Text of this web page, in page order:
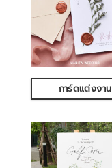
การ์ดแต่งงาน